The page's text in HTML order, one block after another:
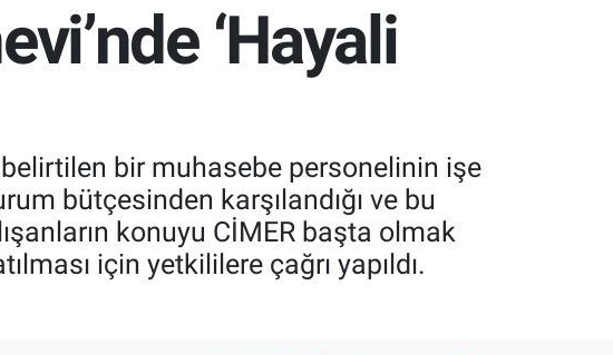
14.598,00
79.591,74
‘Hayali
belirtilen bir muhasebe personelinin işe
bütçesinden karşılandığı ve bu
konuyu CİMER başta olmak
için yetkililere çağrı yapıldı.